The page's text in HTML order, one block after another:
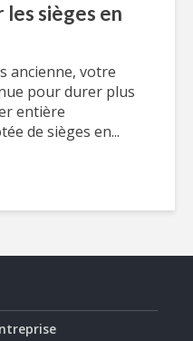
sièges en
ancienne, votre
pour durer plus
entière
de sièges en...